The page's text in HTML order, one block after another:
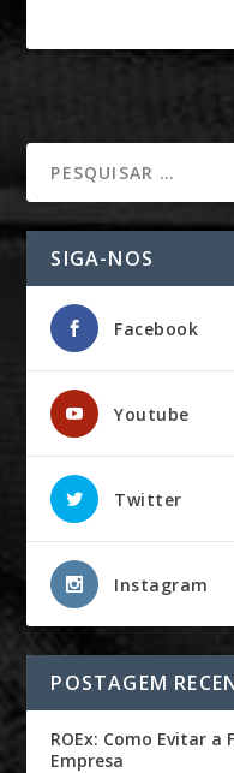
SIGA-NOS
Facebook
Youtube
Twitter
Instagram
POSTAGEM
ROEx: Como Evitar a
Empresa